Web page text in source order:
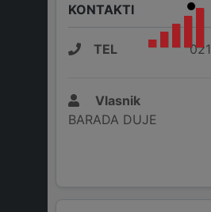
KONTAKTI
TEL
Vlasnik
BARADA DUJE